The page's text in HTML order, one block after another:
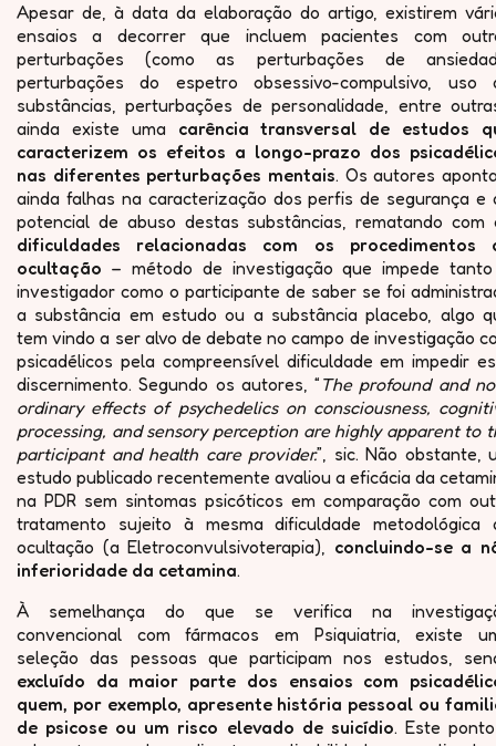
Apesar de, à data da elaboração do artigo, existirem
ensaios a decorrer que incluem pacientes com
perturbações (como as perturbações de
perturbações do espetro obsessivo-compulsivo, uso
substâncias, perturbações de personalidade, entre
ainda existe uma carência transversal de estudos
caracterizem os efeitos a longo-prazo dos
nas diferentes perturbações mentais. Os autores
ainda falhas na caracterização dos perfis de segurança e
potencial de abuso destas substâncias, rematando com
dificuldades relacionadas com os procedimentos
ocultação – método de investigação que impede
investigador como o participante de saber se foi
a substância em estudo ou a substância placebo, algo
tem vindo a ser alvo de debate no campo de investigação
psicadélicos pela compreensível dificuldade em impedir
discernimento. Segundo os autores, “ The profound and
ordinary effects of psychedelics on consciousness,
processing, and sensory perception are highly apparent to
participant and health care provider.”, sic. Não obstante,
estudo publicado recentemente avaliou a eficácia da
na PDR sem sintomas psicóticos em comparação com
tratamento sujeito à mesma dificuldade metodológica
ocultação (a Eletroconvulsivoterapia), concluindo-se a
inferioridade da cetamina.
À semelhança do que se verifica na
convencional com fármacos em Psiquiatria, existe
seleção das pessoas que participam nos estudos,
excluído da maior parte dos ensaios com
quem, por exemplo, apresente história pessoal ou
de psicose ou um risco elevado de suicídio. Este